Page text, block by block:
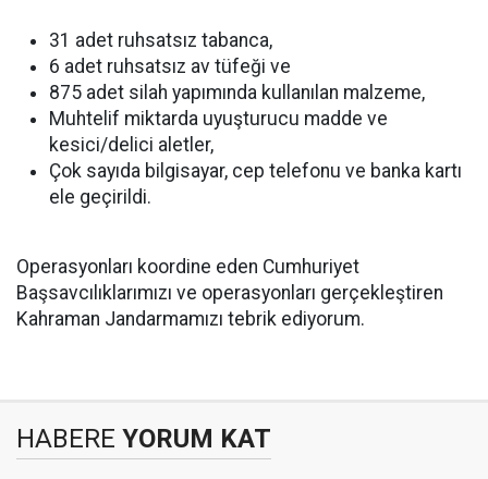
31 adet ruhsatsız tabanca,
6 adet ruhsatsız av tüfeği ve
875 adet silah yapımında kullanılan malzeme,
Muhtelif miktarda uyuşturucu madde ve
kesici/delici aletler,
Çok sayıda bilgisayar, cep telefonu ve banka kartı
ele geçirildi.
Operasyonları koordine eden Cumhuriyet
Başsavcılıklarımızı ve operasyonları gerçekleştiren
Kahraman Jandarmamızı tebrik ediyorum.
HABERE YORUM KAT